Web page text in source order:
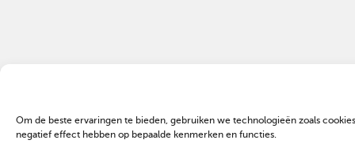
Om de beste ervaringen te bieden, gebruiken we technologieën zoals
negatief effect hebben op bepaalde kenmerken en functies.